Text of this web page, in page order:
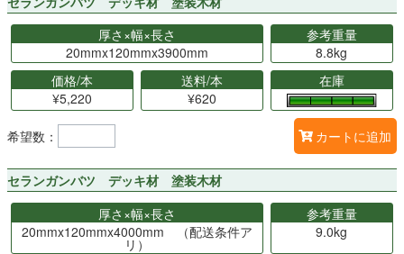
厚さ×幅×長さ
20mmx120mmx3900mm
参考重量
8.8kg
価格/本
¥5,220
送料/本
¥620
在庫
希望数： カートに追加
セランガンバツ デッキ材 塗装木材
厚さ×幅×長さ
20mmx120mmx4000mm （配送条件ア
リ）
参考重量
9.0kg